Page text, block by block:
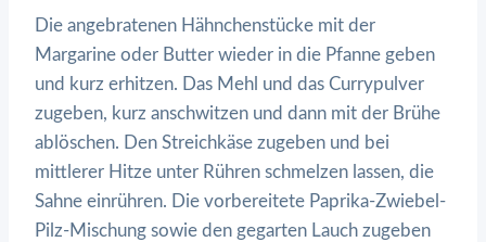
Die angebratenen Hähnchenstücke mit der
Margarine oder Butter wieder in die Pfanne geben
und kurz erhitzen. Das Mehl und das Currypulver
zugeben, kurz anschwitzen und dann mit der Brühe
ablöschen. Den Streichkäse zugeben und bei
mittlerer Hitze unter Rühren schmelzen lassen, die
Sahne einrühren. Die vorbereitete Paprika-Zwiebel-
Pilz-Mischung sowie den gegarten Lauch zugeben